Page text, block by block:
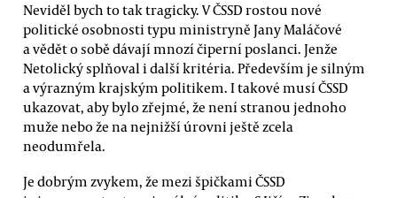
Neviděl bych to tak tragicky. V ČSSD rostou nové
politické osobnosti typu ministryně Jany Maláčové
a vědět o sobě dávají mnozí čiperní poslanci. Jenže
Netolický splňoval i další kritéria. Především je silným
a výrazným krajským politikem. I takové musí ČSSD
ukazovat, aby bylo zřejmé, že není stranou jednoho
muže nebo že na nejnižší úrovni ještě zcela
neodumřela.
Je dobrým zvykem, že mezi špičkami ČSSD